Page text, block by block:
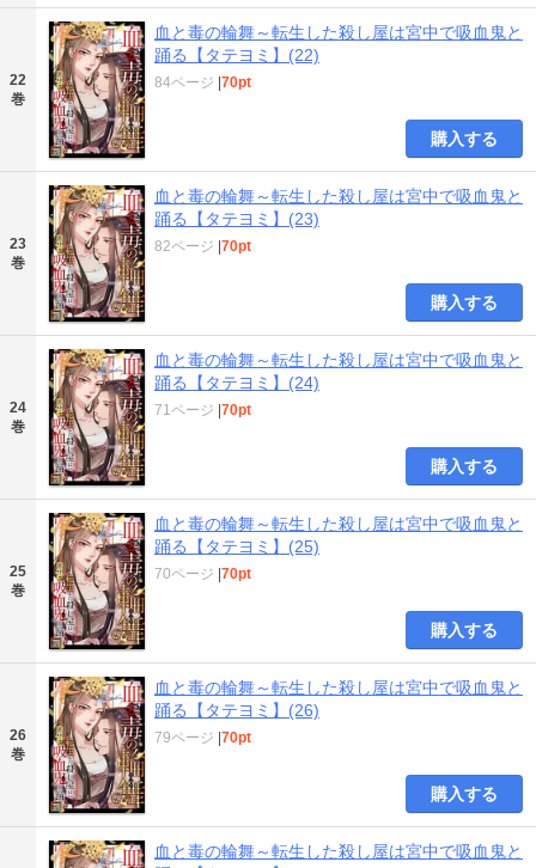
22
巻
血と毒の輪舞～転生した殺し屋は宮中で吸血鬼と
踊る【タテヨミ】(22)
84ページ 70pt
購入する
23
巻
血と毒の輪舞～転生した殺し屋は宮中で吸血鬼と
踊る【タテヨミ】(23)
82ページ 70pt
購入する
24
巻
血と毒の輪舞～転生した殺し屋は宮中で吸血鬼と
踊る【タテヨミ】(24)
71ページ 70pt
購入する
25
巻
血と毒の輪舞～転生した殺し屋は宮中で吸血鬼と
踊る【タテヨミ】(25)
70ページ 70pt
購入する
26
巻
血と毒の輪舞～転生した殺し屋は宮中で吸血鬼と
踊る【タテヨミ】(26)
79ページ 70pt
購入する
血と毒の輪舞～転生した殺し屋は宮中で吸血鬼と